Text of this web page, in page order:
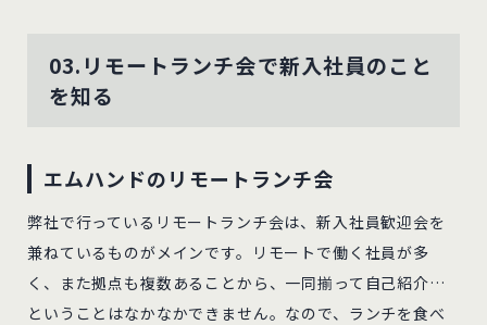
03.リモートランチ会で新入社員のこと
を知る
エムハンドのリモートランチ会
弊社で行っているリモートランチ会は、新入社員歓迎会を
兼ねているものがメインです。リモートで働く社員が多
く、また拠点も複数あることから、一同揃って自己紹介…
ということはなかなかできません。なので、ランチを食べ